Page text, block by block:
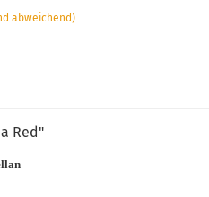
abweichend)
Red"